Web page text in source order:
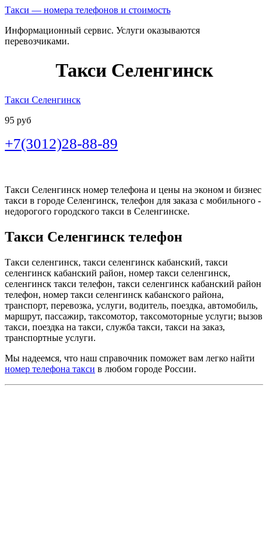
Такси — номера телефонов и стоимость
Информационный сервис. Услуги оказываются
перевозчиками.
Такси Селенгинск
Такси Селенгинск
95 руб
+7(3012)28-88-89
Такси Селенгинск номер телефона и цены на эконом и бизнес
такси в городе Селенгинск, телефон для заказа с мобильного -
недорогого городского такси в Селенгинске.
Такси Селенгинск телефон
Такси селенгинск, такси селенгинск кабанский, такси
селенгинск кабанский район, номер такси селенгинск,
селенгинск такси телефон, такси селенгинск кабанский район
телефон, номер такси селенгинск кабанского района,
транспорт, перевозка, услуги, водитель, поездка, автомобиль,
маршрут, пассажир, таксомотор, таксомоторные услуги; вызов
такси, поездка на такси, служба такси, такси на заказ,
транспортные услуги.
Мы надеемся, что наш справочник поможет вам легко найти
номер телефона такси в любом городе России.